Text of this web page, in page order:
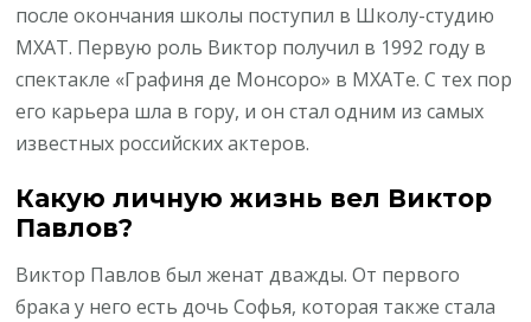
после окончания школы поступил в Школу-студию
МХАТ. Первую роль Виктор получил в 1992 году в
спектакле «Графиня де Монсоро» в МХАТе. С тех пор
его карьера шла в гору, и он стал одним из самых
известных российских актеров.
Какую личную жизнь вел Виктор
Павлов?
Виктор Павлов был женат дважды. От первого
брака у него есть дочь Софья, которая также стала